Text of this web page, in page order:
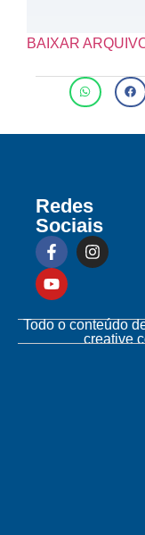
BAIXAR
Redes
Sociais
Todo o conteúdo
creative